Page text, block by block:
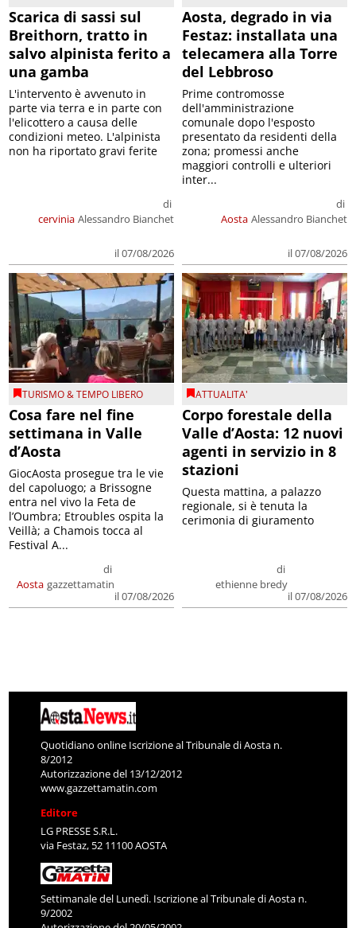
Scarica di sassi sul
Breithorn, tratto in
salvo alpinista ferito a
una gamba
cervinia
di
Alessandro Bianchet
il 07/08/2026
L'intervento è avvenuto in
parte via terra e in parte con
l'elicottero a causa delle
condizioni meteo. L'alpinista
non ha riportato gravi ferite
Aosta, degrado in via
Festaz: installata una
telecamera alla Torre
del Lebbroso
Aosta
di
Alessandro Bianchet
il 07/08/2026
Prime contromosse
dell'amministrazione
comunale dopo l'esposto
presentato da residenti della
zona; promessi anche
maggiori controlli e ulteriori
inter...
TURISMO & TEMPO LIBERO
Cosa fare nel fine
settimana in Valle
d’Aosta
Aosta
di
gazzettamatin
il 07/08/2026
GiocAosta prosegue tra le vie
del capoluogo; a Brissogne
entra nel vivo la Feta de
l’Oumbra; Etroubles ospita la
Veillà; a Chamois tocca al
Festival A...
ATTUALITA'
Corpo forestale della
Valle d’Aosta: 12 nuovi
agenti in servizio in 8
stazioni
di
ethienne bredy
il 07/08/2026
Questa mattina, a palazzo
regionale, si è tenuta la
cerimonia di giuramento
Quotidiano online Iscrizione al Tribunale di Aosta n.
8/2012
Autorizzazione del 13/12/2012
www.gazzettamatin.com
Editore
LG PRESSE S.R.L.
via Festaz, 52 11100 AOSTA
Settimanale del Lunedì. Iscrizione al Tribunale di Aosta n.
9/2002